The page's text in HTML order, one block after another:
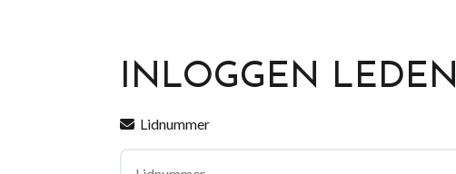
INLOGGEN LEDEN
Lidnummer